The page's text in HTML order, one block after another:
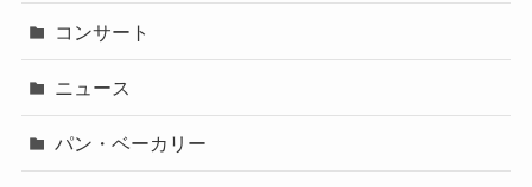
コンサート
ニュース
パン・ベーカリー